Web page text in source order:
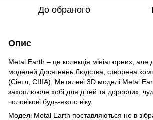
До обраного
Опис
Metal Earth – це колекція мініатюрних, але
моделей Досягнень Людства, створена
(Сіетл, США). Металеві 3D моделі Metal
захоплююче хобі для дітей та дорослих,
чоловікові будь-якого віку.
Моделі Metal Earth поставляються не в